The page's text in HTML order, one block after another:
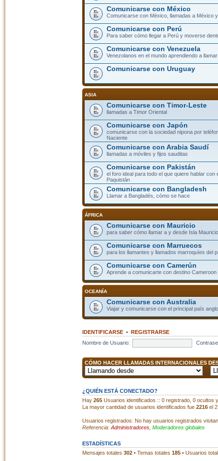
Comunicarse con México
Comunicarse con México, llamadas a México
Comunicarse con Perú
Para saber cómo llegar a Perú y moverse
Comunicarse con Venezuela
Venezolanos en el mundo aprendiendo a
Comunicarse con Uruguay
ASIA
Comunicarse con Timor-Leste
llamadas a Timor Oriental
Comunicarse con Japón
comunicarse con la sociedad nipona por
Naciente
Comunicarse con Arabia Saudí
llamadas a móviles y fijos sauditas
Comunicarse con Pakistán
el foro ideal para todo el que quiere hablar con
Paquistán
Comunicarse con Bangladesh
Llamar a Bangladés, cómo se hace
ÁFRICA
Comunicarse con Mauricio
para saber cómo llamar a y desde Isla
Comunicarse con Marruecos
para los llamantes y llamados marroquíes del
Comunicarse con Camerún
Aprende a comunicarte con destino Cameroon
OCEANÍA
Comunicarse con Australia
Viajar y comunicarse con el principal país
IDENTIFICARSE• REGISTRARSE
Nombre de Usuario:
CÓMO HACER LLAMADAS INTERNACIONALES
¿QUIÉN ESTÁ CONECTADO?
Hay 265Usuarios identificados :: 0 registrado, 0 ocultos
La mayor cantidad de usuarios identificados fue 2216el
Usuarios registrados: No hay usuarios registrados
Referencia: Administradores, Moderadores globales
ESTADÍSTICAS
Mensajes totales 302• Temas totales 185• Usuarios